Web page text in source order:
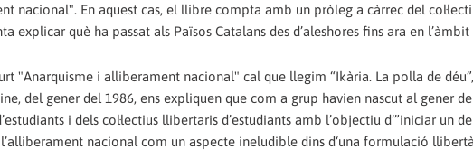
nacional". En aquest cas, el llibre compta amb un pròleg a càrrec del
explicar què ha passat als Països Catalans des d’aleshores fins ara en
"Anarquisme i alliberament nacional" cal que llegim “Ikària. La polla de
del gener del 1986, ens expliquen que com a grup havien nascut al gener
i dels col·lectius llibertaris d’estudiants amb l’objectiu d’”iniciar un
nacional com un aspecte ineludible dins d‘una formulació